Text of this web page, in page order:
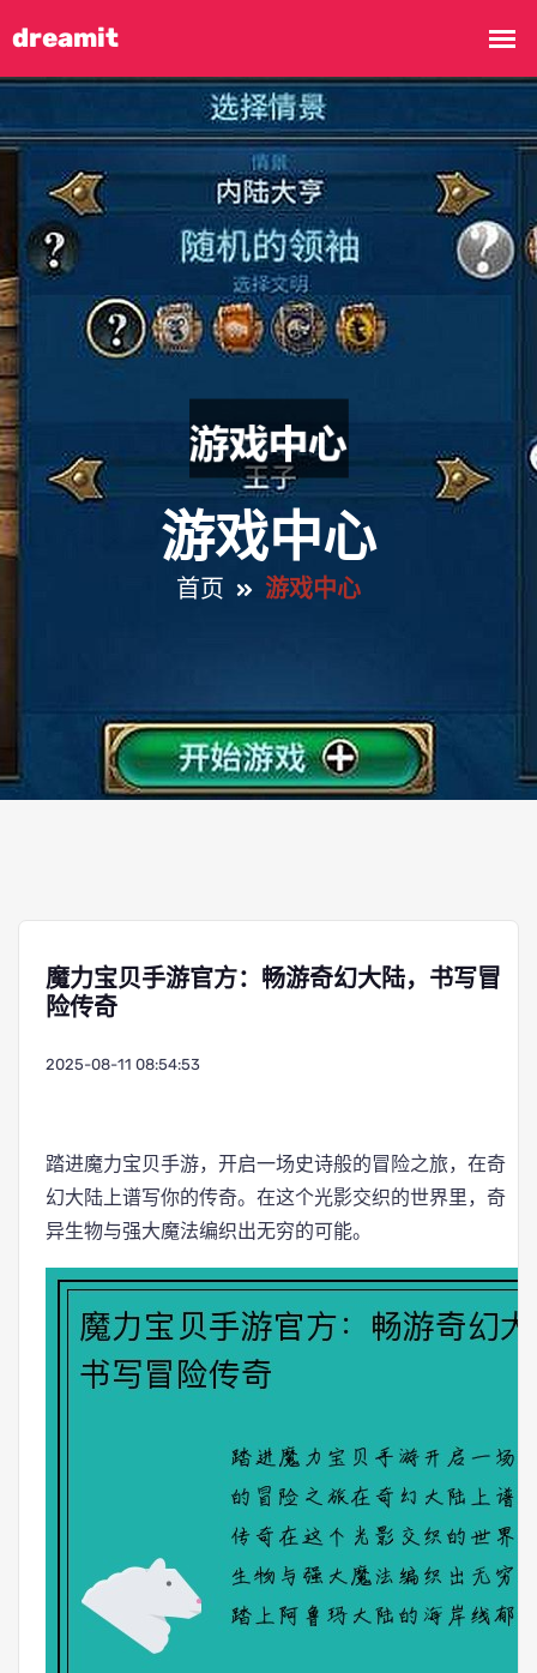
游戏中心
首页 游戏中心
魔力宝贝手游官方：畅游奇幻大陆，书写冒
险传奇
2025-08-11 08:54:53
踏进魔力宝贝手游，开启一场史诗般的冒险之旅，在奇
幻大陆上谱写你的传奇。在这个光影交织的世界里，奇
异生物与强大魔法编织出无穷的可能。